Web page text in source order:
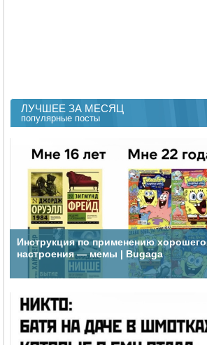
ЛУЧШЕЕ ЗА МЕСЯЦ
популярные посты
Инструкция по применению хорошего
настроения — мемы | Bugaga